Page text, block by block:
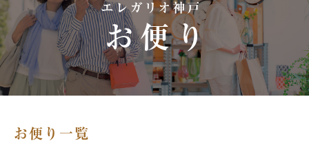
エレガリオ神戸
お便り
お便り一覧